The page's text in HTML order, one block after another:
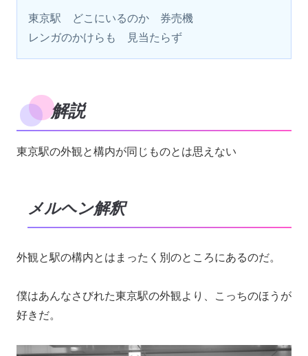
東京駅　どこにいるのか　券売機
レンガのかけらも　見当たらず
解説
東京駅の外観と構内が同じものとは思えない
メルヘン解釈
外観と駅の構内とはまったく別のところにあるのだ。
僕はあんなさびれた東京駅の外観より、こっちのほうが
好きだ。